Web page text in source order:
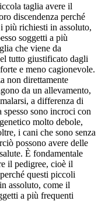
taglia avere il
discendenza perché
più richiesti in assoluto,
soggetti a più
che viene da
tutto giustificato dagli
e meno cagionevole.
non direttamente
da un allevamento,
a differenza di
spesso sono incroci con
molto debole,
i cani che sono senza
possono avere delle
È fondamentale
il pedigree, cioè il
questi piccoli
assoluto, come il
a più frequenti